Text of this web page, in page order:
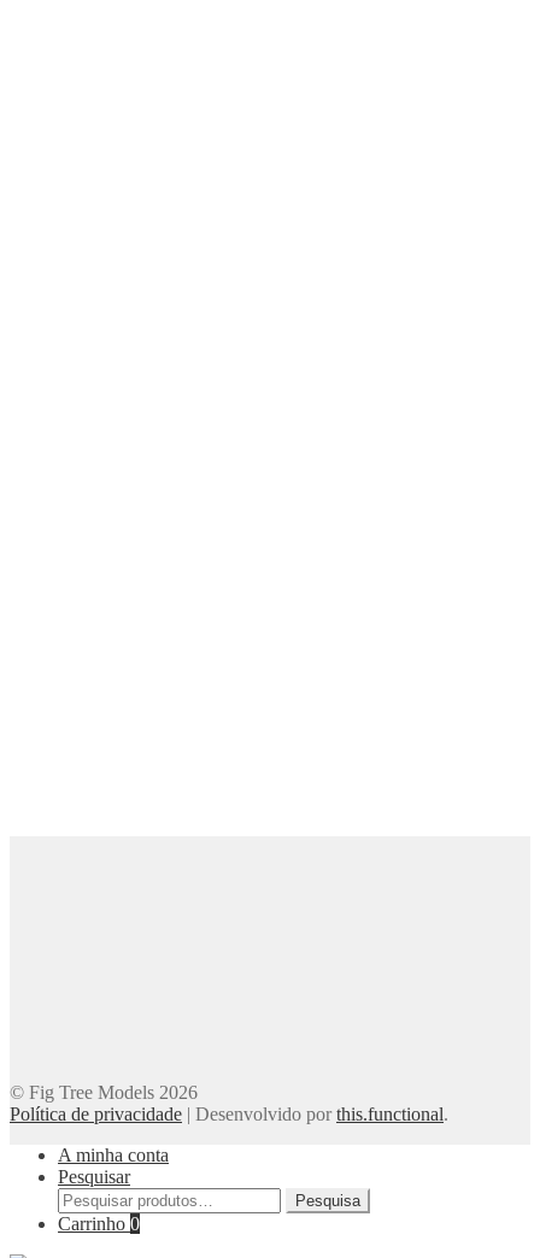
© Fig Tree Models 2026
Política de privacidade | Desenvolvido porthis.functional.
A minha conta
Pesquisar
Pesquisar
por:
Pesquisa
Carrinho 0